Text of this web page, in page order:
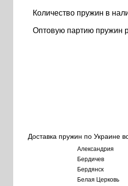
Количество пружин в
Оптовую партию пружин
Доставка пружин по Украине
Александрия
Бердичев
Бердянск
Белая Церковь